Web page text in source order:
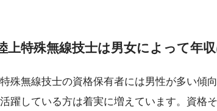
上特殊無線技士は男女によって年
殊無線技士の資格保有者には男性が多い傾
躍している方は着実に増えています。資格